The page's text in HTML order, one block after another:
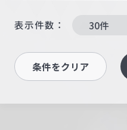
表示件数：
条件をクリア